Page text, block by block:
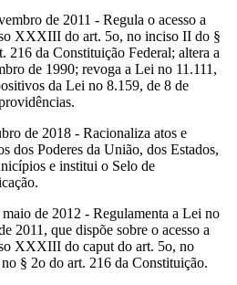
de 2011 - Regula o acesso a
XXXIII do art. 5o, no inciso II do §
216 da Constituição Federal; altera a
de 1990; revoga a Lei no 11.111,
da Lei no 8.159, de 8 de
de 2018 - Racionaliza atos e
dos Poderes da União, dos Estados,
e institui o Selo de
de 2012 - Regulamenta a Lei no
2011, que dispõe sobre o acesso a
XXXIII do caput do art. 5o, no
§ 2o do art. 216 da Constituição.